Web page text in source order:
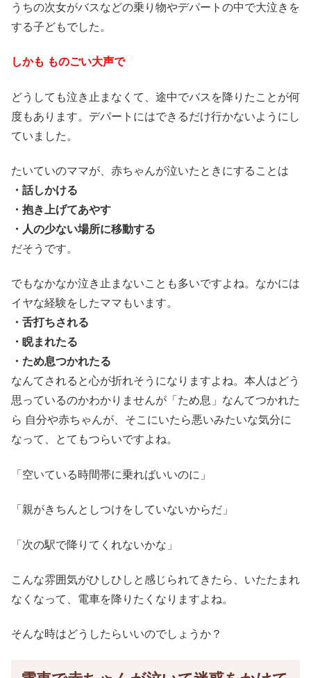
うちの次女がバスなどの乗り物やデパートの中で大泣きを
する子どもでした。
しかも ものごい大声で
どうしても泣き止まなくて、途中でバスを降りたことが何
度もあります。デパートにはできるだけ行かないようにし
ていました。
たいていのママが、赤ちゃんが泣いたときにすることは
・話しかける
・抱き上げてあやす
・人の少ない場所に移動する
だそうです。
でもなかなか泣き止まないことも多いですよね。なかには
イヤな経験をしたママもいます。
・舌打ちされる
・睨まれたる
・ため息つかれたる
なんてされると心が折れそうになりますよね。本人はどう
思っているのかわかりませんが「ため息」なんてつかれた
ら 自分や赤ちゃんが、そこにいたら悪いみたいな気分に
なって、とてもつらいですよね。
「空いている時間帯に乗ればいいのに」
「親がきちんとしつけをしていないからだ」
「次の駅で降りてくれないかな」
こんな雰囲気がひしひしと感じられてきたら、いたたまれ
なくなって、電車を降りたくなりますよね。
そんな時はどうしたらいいのでしょうか？